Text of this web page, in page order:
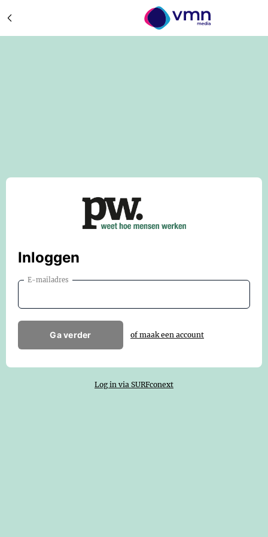
Inloggen
E-mailadres
Ga verder of maak een account
Log in via SURFconext